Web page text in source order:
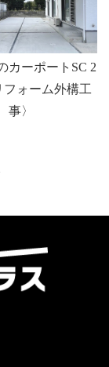
カーポートSC 2
フォーム外構工
事〉